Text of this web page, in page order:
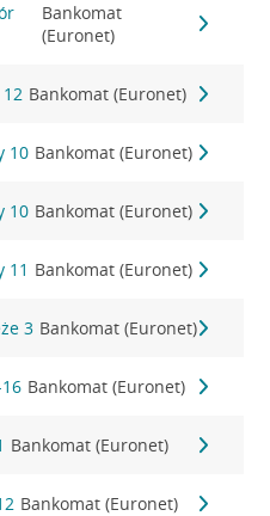
Bankomat
(Euronet)
Bankomat (Euronet)
10 Bankomat (Euronet)
10 Bankomat (Euronet)
11 Bankomat (Euronet)
3 Bankomat (Euronet)
Bankomat (Euronet)
Bankomat (Euronet)
Bankomat (Euronet)